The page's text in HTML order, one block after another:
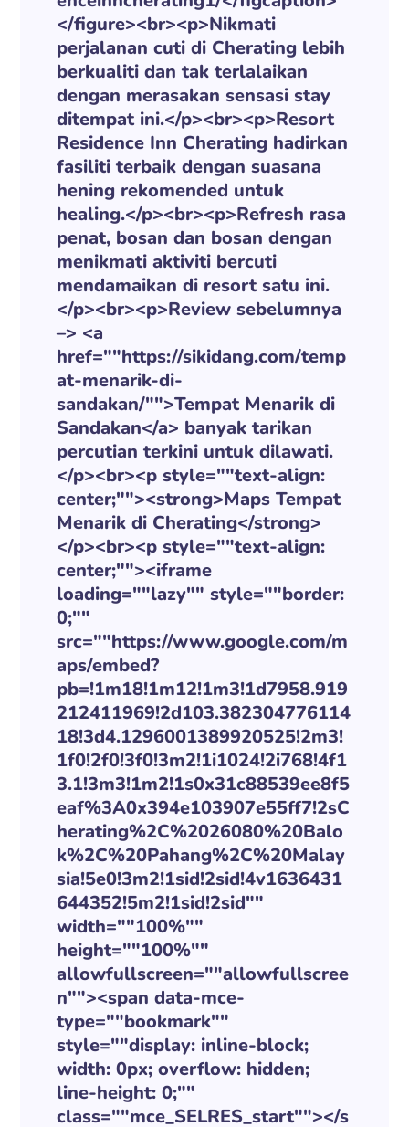
</figure><br><p>Nikmati
perjalanan cuti di Cherating lebih
berkualiti dan tak terlalaikan
dengan merasakan sensasi stay
ditempat ini.</p><br><p>Resort
Residence Inn Cherating hadirkan
fasiliti terbaik dengan suasana
hening rekomended untuk
healing.</p><br><p>Refresh rasa
penat, bosan dan bosan dengan
menikmati aktiviti bercuti
mendamaikan di resort satu ini.
</p><br><p>Review sebelumnya
–> <a
href=""https://sikidang.com/temp
at-menarik-di-
sandakan/"">Tempat Menarik di
Sandakan</a> banyak tarikan
percutian terkini untuk dilawati.
</p><br><p style=""text-align:
center;""><strong>Maps Tempat
Menarik di Cherating</strong>
</p><br><p style=""text-align:
center;""><iframe
loading=""lazy"" style=""border:
0;""
src=""https://www.google.com/m
aps/embed?
pb=!1m18!1m12!1m3!1d7958.919
212411969!2d103.382304776114
18!3d4.1296001389920525!2m3!
1f0!2f0!3f0!3m2!1i1024!2i768!4f1
3.1!3m3!1m2!1s0x31c88539ee8f5
eaf%3A0x394e103907e55ff7!2sC
herating%2C%2026080%20Balo
k%2C%20Pahang%2C%20Malay
sia!5e0!3m2!1sid!2sid!4v1636431
644352!5m2!1sid!2sid""
width=""100%""
height=""100%""
allowfullscreen=""allowfullscree
n""><span data-mce-
type=""bookmark""
style=""display: inline-block;
width: 0px; overflow: hidden;
line-height: 0;""
class=""mce_SELRES_start""> </s